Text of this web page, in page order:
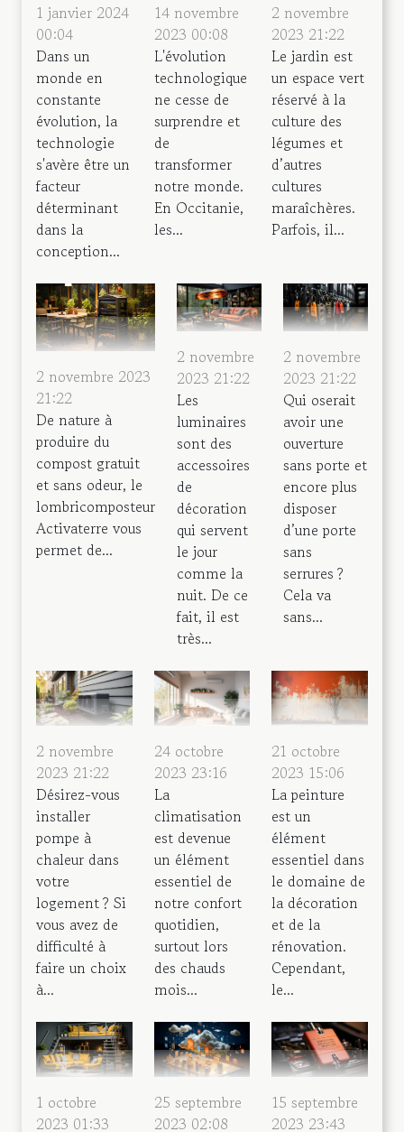
1 janvier 2024
00:04
Dans un
monde en
constante
évolution, la
technologie
s'avère être un
facteur
déterminant
dans la
conception...
14 novembre
2023 00:08
L'évolution
technologique
ne cesse de
surprendre et
de
transformer
notre monde.
En Occitanie,
les...
2 novembre
2023 21:22
Le jardin est
un espace vert
réservé à la
culture des
légumes et
d’autres
cultures
maraîchères.
Parfois, il...
2 novembre 2023
21:22
De nature à
produire du
compost gratuit
et sans odeur, le
lombricomposteur
Activaterre vous
permet de...
2 novembre
2023 21:22
Les
luminaires
sont des
accessoires
de
décoration
qui servent
le jour
comme la
nuit. De ce
fait, il est
très...
2 novembre
2023 21:22
Qui oserait
avoir une
ouverture
sans porte et
encore plus
disposer
d’une porte
sans
serrures ?
Cela va
sans...
2 novembre
2023 21:22
Désirez-vous
installer
pompe à
chaleur dans
votre
logement ? Si
vous avez de
difficulté à
faire un choix
à...
24 octobre
2023 23:16
La
climatisation
est devenue
un élément
essentiel de
notre confort
quotidien,
surtout lors
des chauds
mois...
21 octobre
2023 15:06
La peinture
est un
élément
essentiel dans
le domaine de
la décoration
et de la
rénovation.
Cependant,
le...
1 octobre
2023 01:33
25 septembre
2023 02:08
15 septembre
2023 23:43